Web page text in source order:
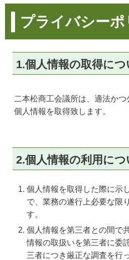
プライバシーポ
1.個人情報の取得につ
二本松商工会議所は、適法かつ
個人情報を取得致します。
2.個人情報の利用につ
個人情報を取得した際に示
で、業務の遂行上必要な限
す。
個人情報を第三者との間で
情報の取扱いを第三者に委
三者につき厳正な調査を行